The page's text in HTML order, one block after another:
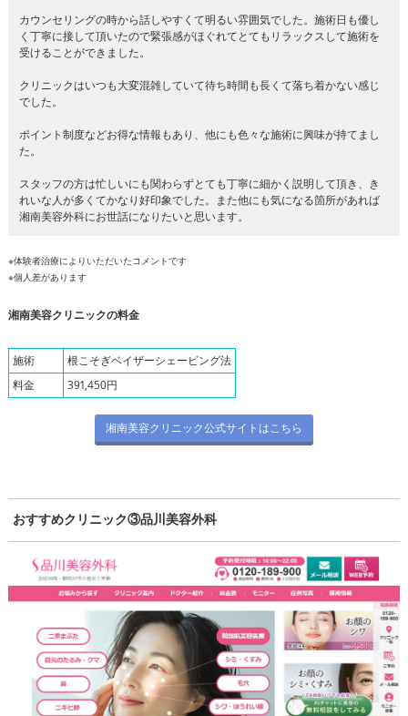
カウンセリングの時から話しやすくて明るい雰囲気でした。施術日も優し
く丁寧に接して頂いたので緊張感がほぐれてとてもリラックスして施術を
受けることができました。
クリニックはいつも大変混雑していて待ち時間も長くて落ち着かない感じ
でした。
ポイント制度などお得な情報もあり、他にも色々な施術に興味が持てまし
た。
スタッフの方は忙しいにも関わらずとても丁寧に細かく説明して頂き、き
れいな人が多くてかなり好印象でした。また他にも気になる箇所があれば
湘南美容外科にお世話になりたいと思います。
※体験者治療によりいただいたコメントです
※個人差があります
湘南美容クリニックの料金
施術
根こそぎベイザーシェービング法
料金
391,450円
湘南美容クリニック公式サイトはこちら
おすすめクリニック③品川美容外科